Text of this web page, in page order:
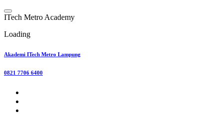
Skip
to
ITech Metro Academy
Loading
Akademi ITech Metro Lampung
0821 7706 6400